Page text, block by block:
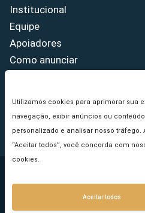
Utilizamos cookies para aprimorar sua
navegação, exibir anúncios ou conteúdo
personalizado e analisar nosso tráfego.
“Aceitar todos”, você concorda com
cookies.
Aceitar todos
Institucional
Equipe
Apoiadores
Como anunciar
Princípios Editoriais
Copyright © 2026 -